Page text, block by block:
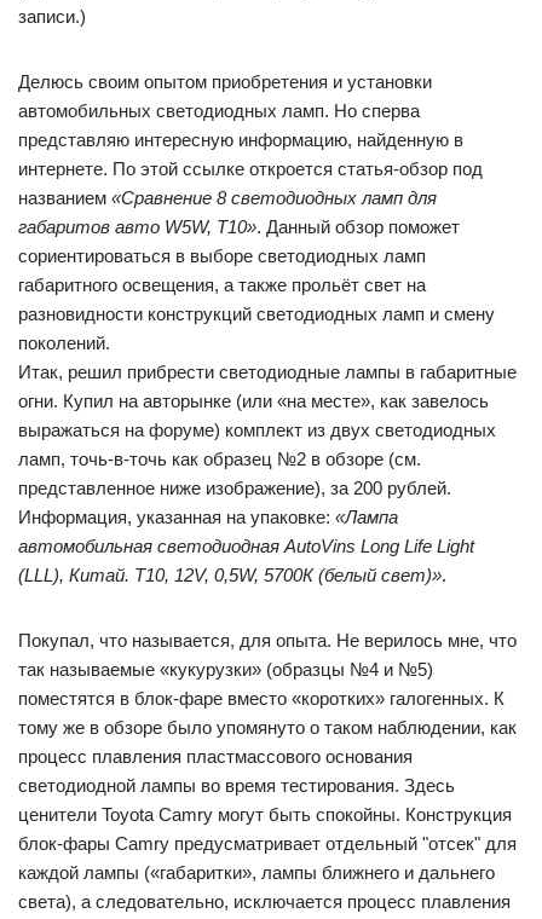
записи.)
Делюсь своим опытом приобретения и установки
автомобильных светодиодных ламп. Но сперва
представляю интересную информацию, найденную в
интернете. По этой ссылке откроется статья-обзор под
названием «Сравнение 8 светодиодных ламп для
габаритов авто W5W, T10». Данный обзор поможет
сориентироваться в выборе светодиодных ламп
габаритного освещения, а также прольёт свет на
разновидности конструкций светодиодных ламп и смену
поколений.
Итак, решил прибрести светодиодные лампы в габаритные
огни. Купил на авторынке (или «на месте», как завелось
выражаться на форуме) комплект из двух светодиодных
ламп, точь-в-точь как образец №2 в обзоре (см.
представленное ниже изображение), за 200 рублей.
Информация, указанная на упаковке: «Лампа
автомобильная светодиодная AutoVins Long Life Light
(LLL), Китай. T10, 12V, 0,5W, 5700К (белый свет)».
Покупал, что называется, для опыта. Не верилось мне, что
так называемые «кукурузки» (образцы №4 и №5)
поместятся в блок-фаре вместо «коротких» галогенных. К
тому же в обзоре было упомянуто о таком наблюдении, как
процесс плавления пластмассового основания
светодиодной лампы во время тестирования. Здесь
ценители Toyota Camry могут быть спокойны. Конструкция
блок-фары Camry предусматривает отдельный "отсек" для
каждой лампы («габаритки», лампы ближнего и дальнего
света), а следовательно, исключается процесс плавления